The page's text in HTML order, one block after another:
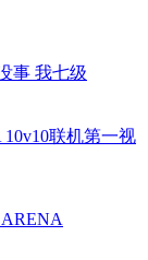
10v10联机第一视